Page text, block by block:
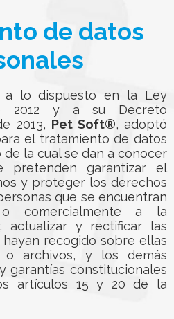
de datos
a lo dispuesto en la Ley
2012 y a su Decreto
2013, Pet Soft®, adoptó
el tratamiento de datos
la cual se dan a conocer
pretenden garantizar el
y proteger los derechos
que se encuentran
o comercialmente a la
actualizar y rectificar las
recogido sobre ellas
archivos, y los demás
garantías constitucionales
artículos 15 y 20 de la